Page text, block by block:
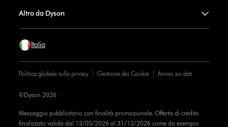
Altro da Dyson
Italia
Politica globale sulla privacy Gestione dei Cookie Avviso sui dati
Messaggio pubblicitario con finalità promozionale. Offerta di credito
finalizzato valida dal 13/05/2026 al 31/12/2026 come da esempio
©Dyson 2026